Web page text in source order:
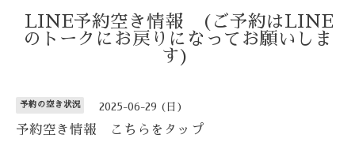
LINE予約空き情報 (ご予約はLINE
のトークにお戻りになってお願いしま
す)
予約の空き状況 2025-06-29 (日)
予約空き情報 こちらをタップ